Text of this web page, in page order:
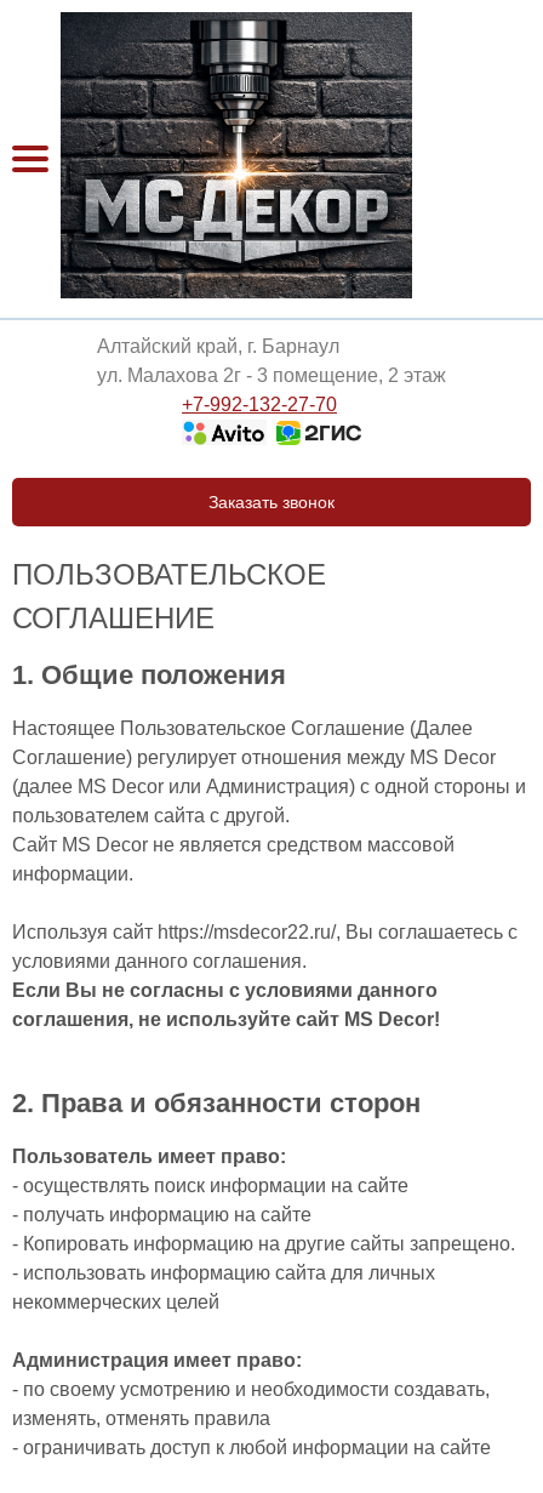
Алтайский край, г. Барнаул
ул. Малахова 2г - 3 помещение, 2 этаж
+7-992-132-27-70
Заказать звонок
ПОЛЬЗОВАТЕЛЬСКОЕ
СОГЛАШЕНИЕ
1. Общие положения
Настоящее Пользовательское Соглашение (Далее
Соглашение) регулирует отношения между MS Decor
(далее MS Decor или Администрация) с одной стороны и
пользователем сайта с другой.
Сайт MS Decor не является средством массовой
информации.
Используя сайт https://msdecor22.ru/, Вы соглашаетесь с
условиями данного соглашения.
Если Вы не согласны с условиями данного
соглашения, не используйте сайт MS Decor!
2. Права и обязанности сторон
Пользователь имеет право:
- осуществлять поиск информации на сайте
- получать информацию на сайте
- Копировать информацию на другие сайты запрещено.
- использовать информацию сайта для личных
некоммерческих целей
Администрация имеет право:
- по своему усмотрению и необходимости создавать,
изменять, отменять правила
- ограничивать доступ к любой информации на сайте